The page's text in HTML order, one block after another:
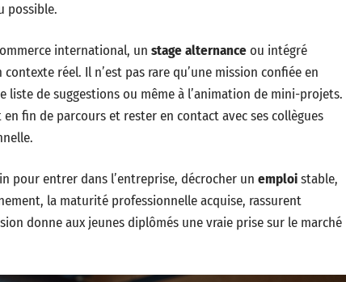
possible.
international, un stage alternanceou intégré
réel. Il n’est pas rare qu’une mission confiée en
de suggestions ou même à l’animation de mini-projets.
fin de parcours et rester en contact avec ses collègues
pour entrer dans l’entreprise, décrocher un emploistable,
la maturité professionnelle acquise, rassurent
donne aux jeunes diplômés une vraie prise sur le marché